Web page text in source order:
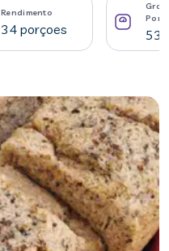
Rendimento
34 porçoes 53